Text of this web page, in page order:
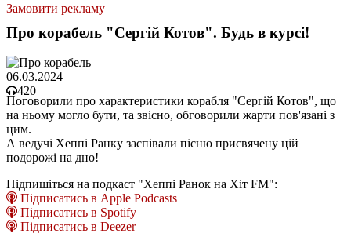
Замовити рекламу
Про корабель "Сергій Котов". Будь в курсі!
06.03.2024
420
Поговорили про характеристики корабля "Сергій Котов", що
на ньому могло бути, та звісно, обговорили жарти пов'язані з
цим.
А ведучі Хеппі Ранку заспівали пісню присвячену цій
подорожі на дно!
Підпишіться на подкаст "Хеппі Ранок на Хіт FM":
Підписатись в Apple Podcasts
Підписатись в Spotify
Підписатись в Deezer